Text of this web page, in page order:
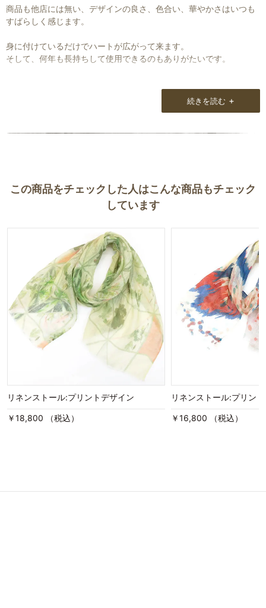
商品も他店には無い、デザインの良さ、色合い、華やかさはいつも
すばらしく感じます。
身に付けているだけでハートが広がって来ます。
そして、何年も長持ちして使用できるのもありがたいです。
続きを読む +
この商品をチェックした人はこんな商品もチェック
しています
リネンストール:プリントデザイン
￥18,800 （税込）
リネンストール:プリン
￥16,800 （税込）